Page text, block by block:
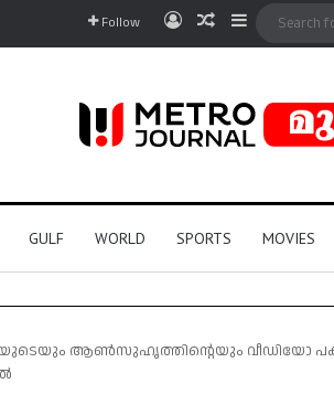
Follow Log InRandom Article
Sidebar
GULF WORLD SPORTS MOVIES
ആൺസുഹൃത്തിന്റെയും വീഡിയോ